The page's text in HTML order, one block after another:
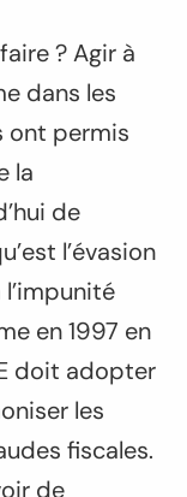
? Agir à
dans les
ont permis
la
de
l’évasion
en 1997 en
doit adopter
les
fiscales.
de